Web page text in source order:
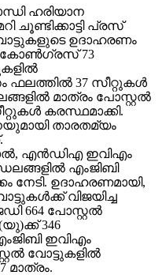
ഹരിയാന
ചൂണ്ടിക്കാട്ടി പ്രസ്
ഉദാഹരണം
കോണ്‍ഗ്രസ് 73
ഫലത്തില്‍ 37 സീറ്റുകള്‍
മാത്രം പോസ്റ്റല്‍
കരസ്ഥമാക്കി.
താരതമ്യം
എന്‍ഡിഎ ഇവിഎം
എംജിബി
നേടി. ഉദാഹരണമായി,
വിജയിച്ച
664 പോസ്റ്റല്‍
346
ഇവിഎം
വോട്ടുകളില്‍
മാത്രം.